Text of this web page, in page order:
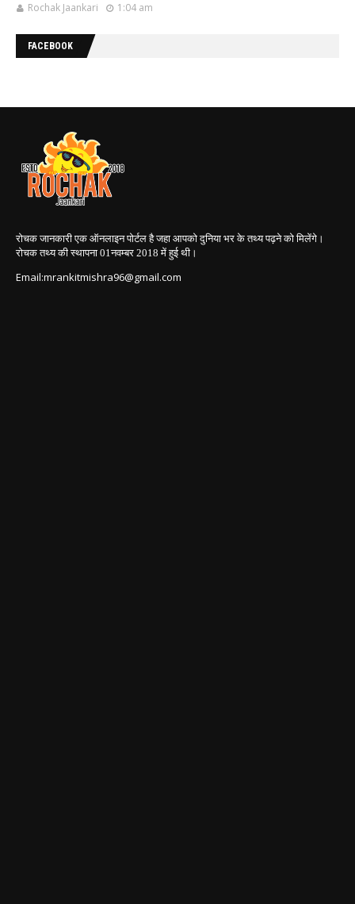
Rochak Jaankari 1:04 am
FACEBOOK
रोचक जानकारी एक ऑनलाइन पोर्टल है जहा आपको दुनिया भर के तथ्य पढ़ने को मिलेंगे।
रोचक तथ्य की स्थापना 01नवम्बर 2018में हुई थी।
Email:mrankitmishra96@gmail.com